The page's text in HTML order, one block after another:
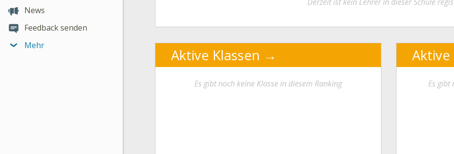
News
Feedback senden
Mehr
Aktive Klassen
Es gibt noch keine Klasse in diesem Ranking Es gibt